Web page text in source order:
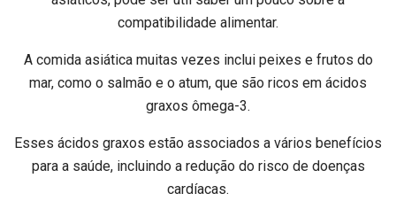
compatibilidade alimentar.
A comida asiática muitas vezes inclui peixes e frutos do
mar, como o salmão e o atum, que são ricos em ácidos
graxos ômega-3.
Esses ácidos graxos estão associados a vários benefícios
para a saúde, incluindo a redução do risco de doenças
cardíacas.